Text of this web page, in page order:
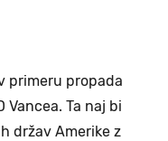
primeru propada
Vancea. Ta naj bi
držav Amerike z